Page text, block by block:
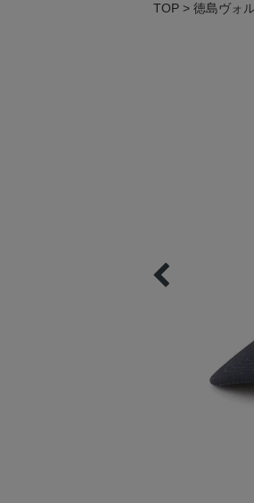
TOP 徳島ヴォ